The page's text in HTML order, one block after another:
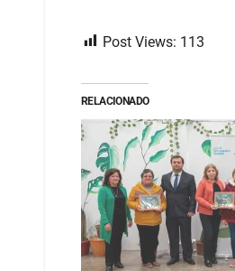
Post Views: 113
RELACIONADO